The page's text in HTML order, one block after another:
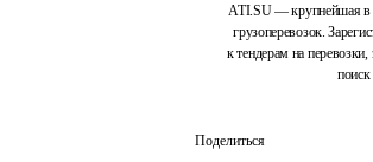
ATI.SU — крупнейшая в
грузоперевозок.
к тендерам на
поиск
Поделиться